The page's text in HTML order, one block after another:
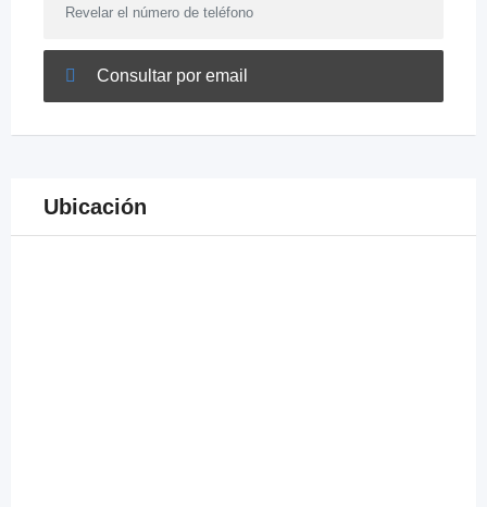
Revelar el número de teléfono
Consultar por email
Ubicación